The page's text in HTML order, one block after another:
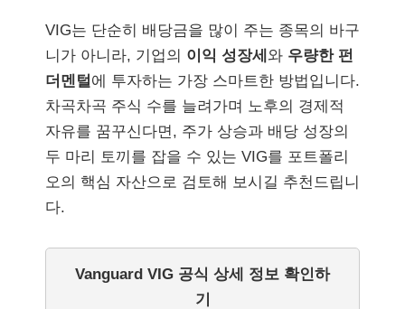
VIG는 단순히 배당금을 많이 주는 종목의 바구
니가 아니라, 기업의 이익 성장세 와 우량한 펀
더멘털 에 투자하는 가장 스마트한 방법입니다.
차곡차곡 주식 수를 늘려가며 노후의 경제적
자유를 꿈꾸신다면, 주가 상승과 배당 성장의
두 마리 토끼를 잡을 수 있는 VIG를 포트폴리
오의 핵심 자산으로 검토해 보시길 추천드립니
다.
Vanguard VIG 공식 상세 정보 확인하
기